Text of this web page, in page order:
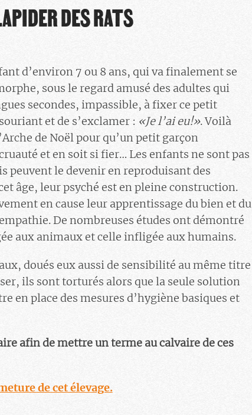
DES RATS
d’environ 7 ou 8 ans, qui va finalement se
sous le regard amusé des adultes qui
secondes, impassible, à fixer ce petit
et de s’exclamer : «Je l’ai eu!». Voilà
de Noël pour qu’un petit garçon
et en soit si fier… Les enfants ne sont pas
peuvent le devenir en reproduisant des
âge, leur psyché est en pleine construction.
en cause leur apprentissage du bien et du
De nombreuses études ont démontré
aux animaux et celle infligée aux humains.
doués eux aussi de sensibilité au même titre
ils sont torturés alors que la seule solution
en place des mesures d’hygiène basiques et
afin de mettre un terme au calvaire de ces
de cet élevage.